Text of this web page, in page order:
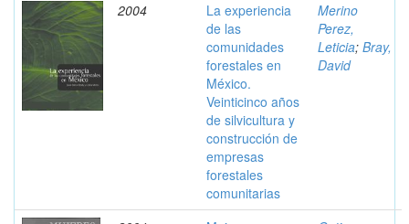
2004
La experiencia
de las
comunidades
forestales en
México.
Veinticinco años
de silvicultura y
construcción de
empresas
forestales
comunitarias
Merino
Perez,
Leticia; Bray,
David